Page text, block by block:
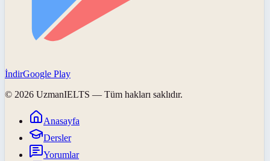
İndirGoogle Play
© 2026 UzmanIELTS — Tüm hakları saklıdır.
Anasayfa
Dersler
Yorumlar